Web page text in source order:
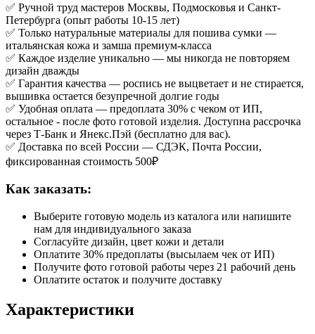
✅ Ручной труд мастеров Москвы, Подмосковья и Санкт-
Петербурга (опыт работы 10-15 лет)
✅ Только натуральные материалы для пошива сумки —
итальянская кожа и замша премиум-класса
✅ Каждое изделие уникально — мы никогда не повторяем
дизайн дважды
✅ Гарантия качества — роспись не выцветает и не стирается,
вышивка остается безупречной долгие годы
✅ Удобная оплата — предоплата 30% с чеком от ИП,
остальное - после фото готовой изделия. Доступна рассрочка
через Т-Банк и Янекс.Пэй (бесплатно для вас).
✅ Доставка по всей России — СДЭК, Почта России,
фиксированная стоимость 500₽
Как заказать:
Выберите готовую модель из каталога или напишите
нам для индивидуального заказа
Согласуйте дизайн, цвет кожи и детали
Оплатите 30% предоплаты (высылаем чек от ИП)
Получите фото готовой работы через 21 рабочий день
Оплатите остаток и получите доставку
Характеристики